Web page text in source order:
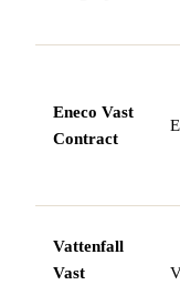
Eneco Vast
Contract
Vattenfall
Vast